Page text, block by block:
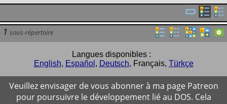
1 sous-répertoire
Langues disponibles :
English, Español , Deutsch, Français, Türkçe
Veuillez envisager de vous abonner à ma page Patreon
pour poursuivre le développement lié au DOS. Cela